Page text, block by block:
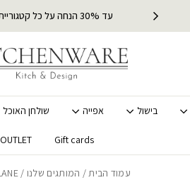
בישול אפייה שולחן האוכל
Gift cards
OUTLET
עמוד הבית/ המותגים שלנו / MICROPLANE